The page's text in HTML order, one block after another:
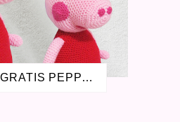
2016
1
2015
4
2015
1
2015
1
PATRÓN GRATIS PEPPA PIG AMIGURUMI - LA CERDITA PEPA